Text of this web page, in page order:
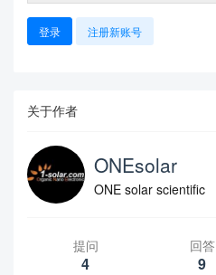
登录 注册新账号
关于作者
ONEsolar
ONE solar scientific
提问
4
回答
9